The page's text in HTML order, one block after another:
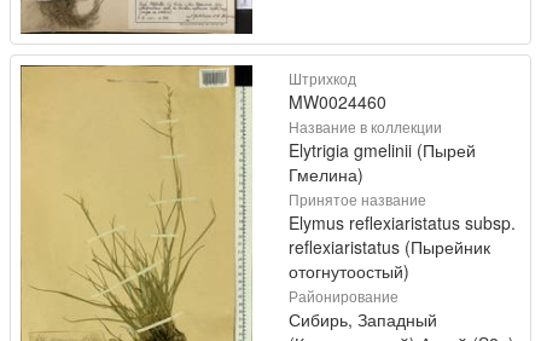
Штрихкод
MW0024460
Название в коллекции
Elytrigia gmelinii (Пырей
Гмелина)
Принятое название
Elymus reflexiaristatus subsp.
reflexiaristatus (Пырейник
отогнутоостый)
Районирование
Сибирь, Западный